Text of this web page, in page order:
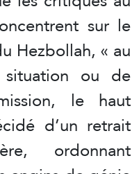
sur le
Hezbollah, « au
ou de
le haut
d’un retrait
ordonnant